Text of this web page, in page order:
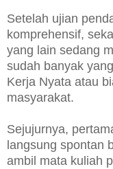
Setelah ujian
komprehensif,
yang lain sedang
sudah banyak
Kerja Nyata atau
masyarakat.
Sejujurnya,
langsung spontan
ambil mata kuliah